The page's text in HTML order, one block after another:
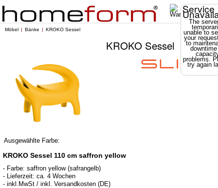
Service
The
unable to
your
to
problems.
try again
Möbel Bänke KROKO Sessel
KROKO Sessel
Ausgewählte Farbe:
KROKO Sessel 110 cm saffron yellow
- Farbe: saffron yellow (safrangelb)
- Lieferzeit: ca. 4 Wochen
- inkl.MwSt / inkl. Versandkosten (DE)